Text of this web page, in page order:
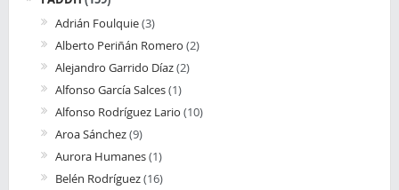
Adrián Foulquie(3)
Alberto Periñán Romero (2)
Alejandro Garrido Díaz(2)
Alfonso García Salces(1)
Alfonso Rodríguez Lario (10)
Aroa Sánchez(9)
Aurora Humanes(1)
Belén Rodríguez(16)